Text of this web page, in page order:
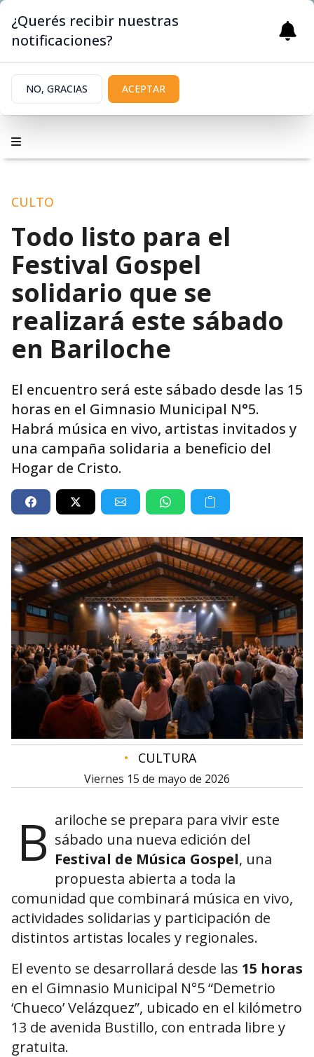
CULTO
Todo listo para el
Festival Gospel
solidario que se
realizará este sábado
en Bariloche
El encuentro será este sábado desde las 15
horas en el Gimnasio Municipal N°5.
Habrá música en vivo, artistas invitados y
una campaña solidaria a beneficio del
Hogar de Cristo.
• CULTURA
viernes 15 de mayo de 2026
B ariloche se prepara para vivir este
sábado una nueva edición del
Festival de Música Gospel, una
propuesta abierta a toda la
comunidad que combinará música en vivo,
actividades solidarias y participación de
distintos artistas locales y regionales.
El evento se desarrollará desde las 15 horas
en el Gimnasio Municipal N°5 “Demetrio
‘Chueco’ Velázquez”, ubicado en el kilómetro
13 de avenida Bustillo, con entrada libre y
gratuita.
¿Querés recibir nuestras
notificaciones?
NO, GRACIAS ACEPTAR